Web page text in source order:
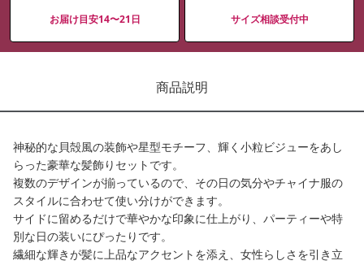
お届け目安14〜21日 サイズ相談受付中
商品説明
神秘的な貝殻風の装飾や星型モチーフ、輝く小粒ビジューをあし
らった豪華な髪飾りセットです。
複数のデザインが揃っているので、その日の気分やチャイナ服の
スタイルに合わせて使い分けができます。
サイドに留めるだけで華やかな印象に仕上がり、パーティーや特
別な日の装いにぴったりです。
繊細な輝きが髪に上品なアクセントを添え、女性らしさを引き立